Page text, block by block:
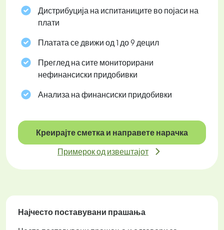
Дистрибуција на испитаниците во појаси на
плати
Платата се движи од 1 до 9 децил
Преглед на сите мониторирани
нефинансиски придобивки
Анализа на финансиски придобивки
Креирајте сметка и направете нарачка
Примерок од извештајот
Најчесто поставувани прашања